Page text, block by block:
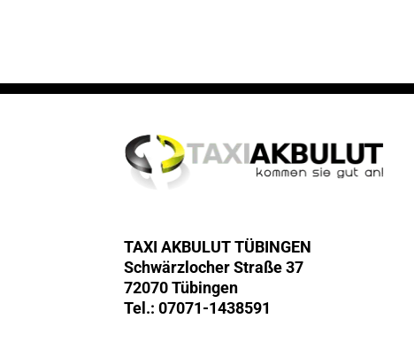
TAXI AKBULUT TÜBINGEN
Schwärzlocher Straße 37
72070 Tübingen
Tel.: 07071-1438591